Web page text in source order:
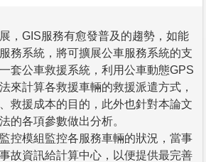
，GIS服務有愈發普及的趨勢，如能
務系統，將可擴展公車服務系統的支
套公車救援系統，利用公車動態GPS
來計算各救援車輛的救援派遣方式，
救援成本的目的，此外也針對本論文
的各項參數做出分析。
控模組監控各服務車輛的狀況，當事
故資訊給計算中心，以便提供最完善